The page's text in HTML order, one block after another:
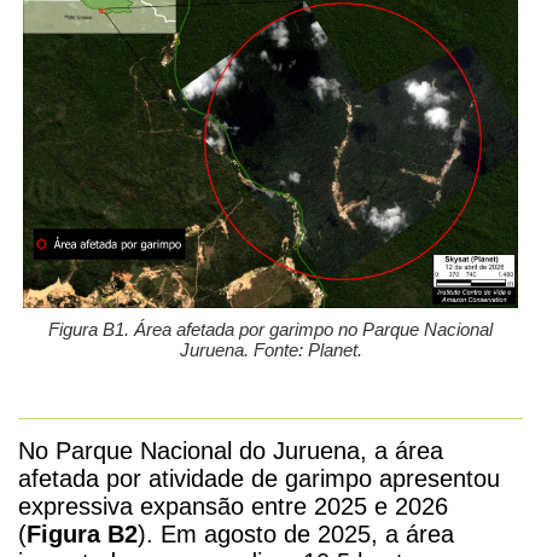
Figura B1. Área afetada por garimpo no Parque Nacional
Juruena. Fonte: Planet.
No Parque Nacional do Juruena, a área
afetada por atividade de garimpo apresentou
expressiva expansão entre 2025 e 2026
(Figura B2). Em agosto de 2025, a área